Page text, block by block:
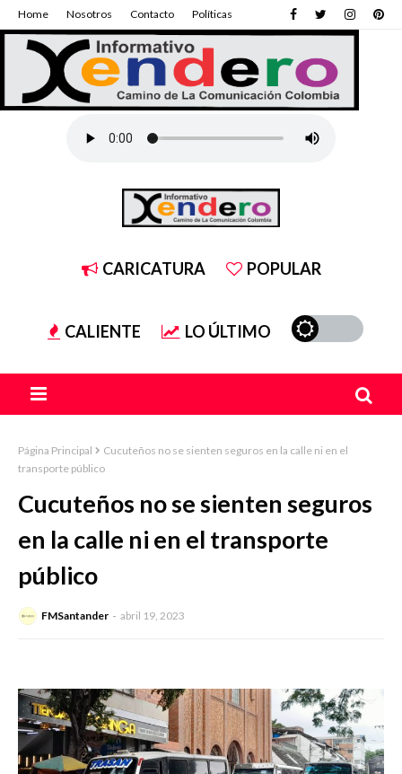
Home Nosotros Contacto Políticas
CARICATURA POPULAR
CALIENTE LO ÚLTIMO
Página Principal
Cucuteños no se sienten seguros en la calle ni en el
transporte público
Cucuteños no se sienten seguros
en la calle ni en el transporte
público
FMSantander abril 19, 2023